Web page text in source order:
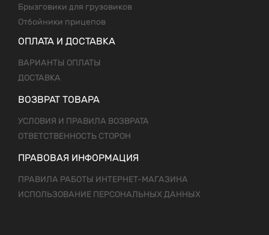
Брызговики для грузовиков
Отбойники прицепов
ОПЛАТА И ДОСТАВКА
ВАРИАНТЫ ОПЛАТЫ
ДОСТАВКА
ВОЗВРАТ ТОВАРА
УСЛОВИЯ И ПРАВИЛА ВОЗВРАТА
ОТВЕТСТВЕННОСТЬ СТОРОН
ПРАВОВАЯ ИНФОРМАЦИЯ
ПРАВИЛА РАБОТЫ ИНТЕРНЕТ-МАГАЗИНА
ИСПОЛЬЗОВАНИЕ ПЕРСОНАЛЬНЫХ ДАННЫХ